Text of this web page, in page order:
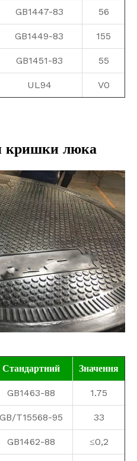
GB1447-83 56
GB1449-83
155
GB1451-83
55
UL94 V0
кришки люка
Стандартний Значення
GB1463-88 1.75
GB/T15568-95 33
GB1462-88 ≤0,2